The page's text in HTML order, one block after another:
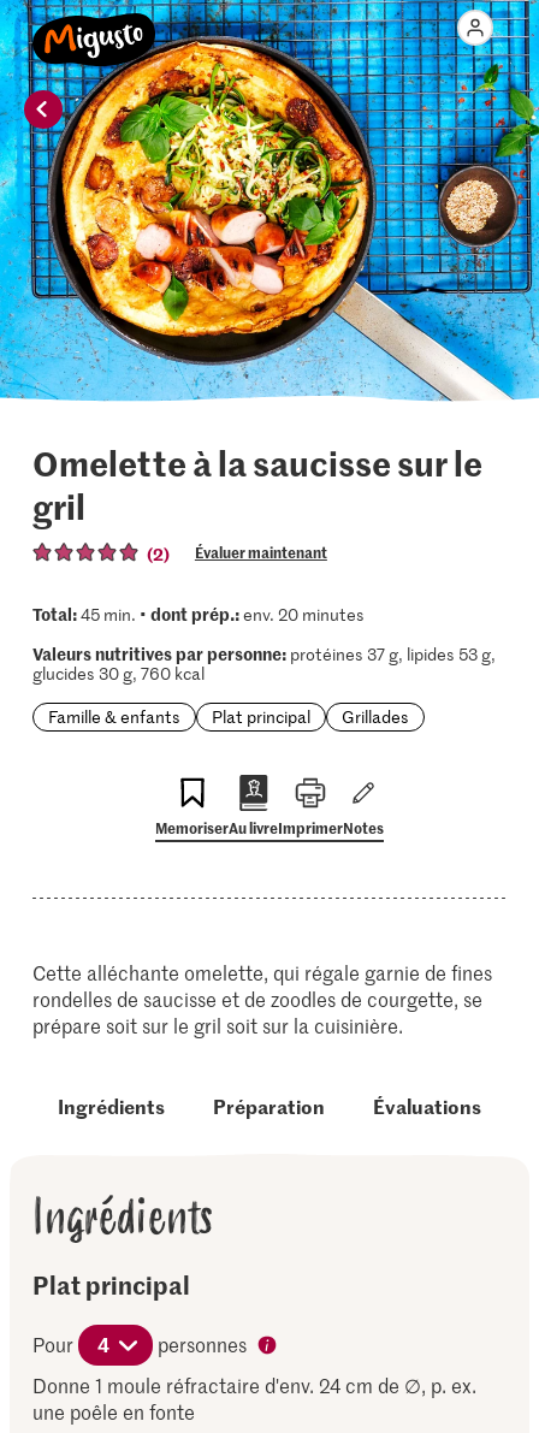
Omelette à la saucisse sur le
gril
(2) Évaluer maintenant
Total:45 min. • dont prép.:env. 20 minutes
Valeurs nutritives par personne:protéines 37 g, lipides 53 g,
glucides 30 g, 760 kcal
Famille & enfants
Plat principal Grillades
MemoriserAu livreImprimerNotes
Cette alléchante omelette, qui régale garnie de fines
rondelles de saucisse et de zoodles de courgette, se
prépare soit sur le gril soit sur la cuisinière.
Ingrédients Préparation Évaluations
Ingrédients
Plat principal
Pour 4
personnes
Donne 1 moule réfractaire d'env. 24 cm de ∅, p. ex.
une poêle en fonte